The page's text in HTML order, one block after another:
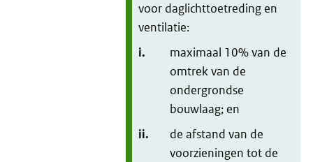
voor daglichttoetreding en
ventilatie:
i.
maximaal 10% van de
omtrek van de
ondergrondse
bouwlaag; en
ii.
de afstand van de
voorzieningen tot de